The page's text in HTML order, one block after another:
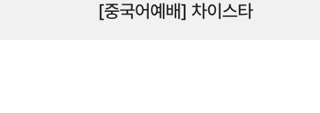
[중국어예배] 차이스타